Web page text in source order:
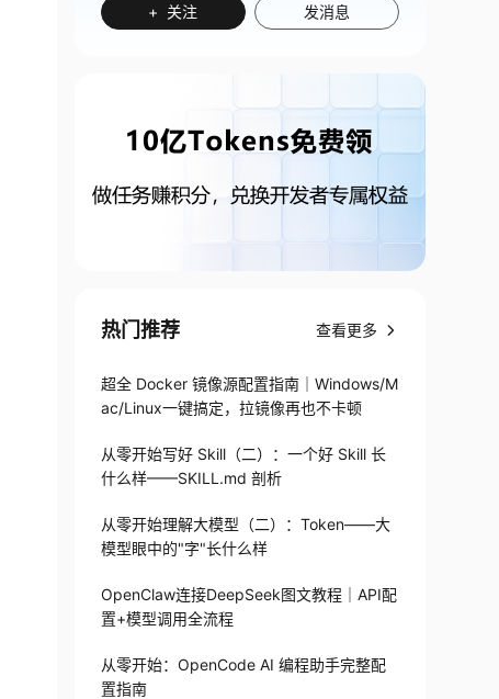
+ 关注 发消息
热门推荐 查看更多
超全 Docker 镜像源配置指南｜Windows/M
ac/Linux一键搞定，拉镜像再也不卡顿
从零开始写好 Skill（二）：一个好 Skill 长
什么样——SKILL.md 剖析
从零开始理解大模型（二）：Token——大
模型眼中的"字"长什么样
OpenClaw连接DeepSeek图文教程｜API配
置+模型调用全流程
从零开始：OpenCode AI 编程助手完整配
置指南